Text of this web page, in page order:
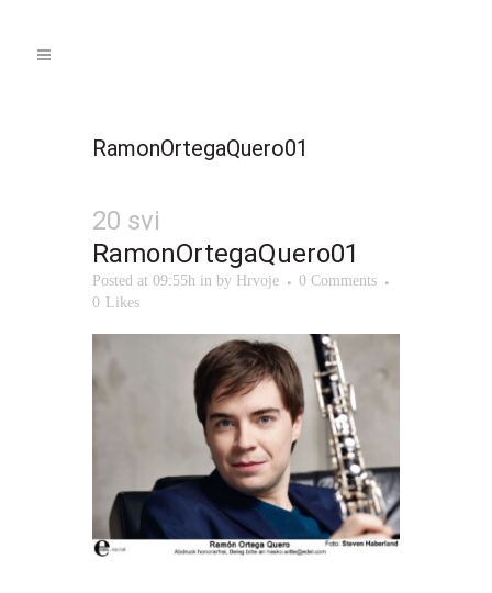
RamonOrtegaQuero01
20 svi
RamonOrtegaQuero01
Posted at 09:55h in by Hrvoje
0 Comments
0 Likes